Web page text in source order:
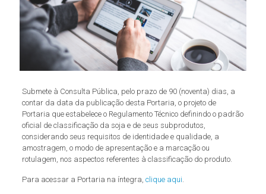
Submete à Consulta Pública, pelo prazo de 90 (noventa) dias, a
contar da data da publicação desta Portaria, o projeto de
Portaria que estabelece o Regulamento Técnico definindo o padrão
oficial de classificação da soja e de seus subprodutos,
considerando seus requisitos de identidade e qualidade, a
amostragem, o modo de apresentação e a marcação ou
rotulagem, nos aspectos referentes à classificação do produto.
Para acessar a Portaria na íntegra, clique aqui